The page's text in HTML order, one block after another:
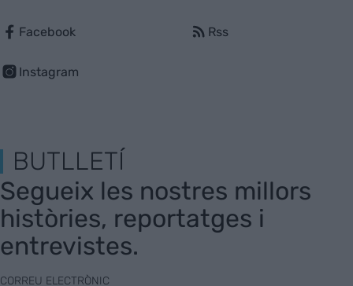
Facebook
Instagram
Rss
BUTLLETÍ
Segueix les nostres millors
històries, reportatges i
entrevistes.
CORREU ELECTRÒNIC